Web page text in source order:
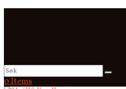
0 Items